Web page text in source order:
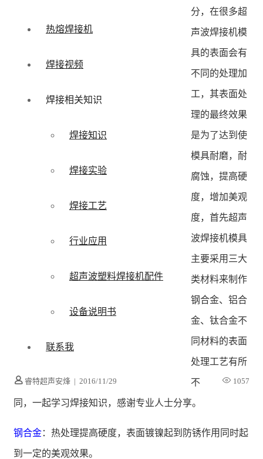
热熔焊接机
焊接视频
焊接相关知识
焊接知识
焊接实验
焊接工艺
行业应用
超声波塑料焊接机配件
设备说明书
联系我
睿特超声安烽 | 2016/11/29 1057
分，在很多超
声波焊接机模
具的表面会有
不同的处理加
工，其表面处
理的最终效果
是为了达到使
模具耐磨，耐
腐蚀，提高硬
度，增加美观
度，首先超声
波焊接机模具
主要采用三大
类材料来制作
钢合金、铝合
金、钛合金不
同材料的表面
处理工艺有所
不
同，一起学习焊接知识，感谢专业人士分享。
钢合金：热处理提高硬度，表面镀镍起到防锈作用同时起
到一定的美观效果。